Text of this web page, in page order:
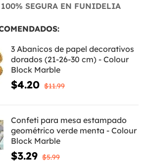
100% SEGURA EN FUNIDELIA
3 Abanicos de papel decorativos
dorados (21-26-30 cm) - Colour
Block Marble
$4.20 $11.99
Confeti para mesa estampado
geométrico verde menta - Colour
Block Marble
$3.29 $5.99